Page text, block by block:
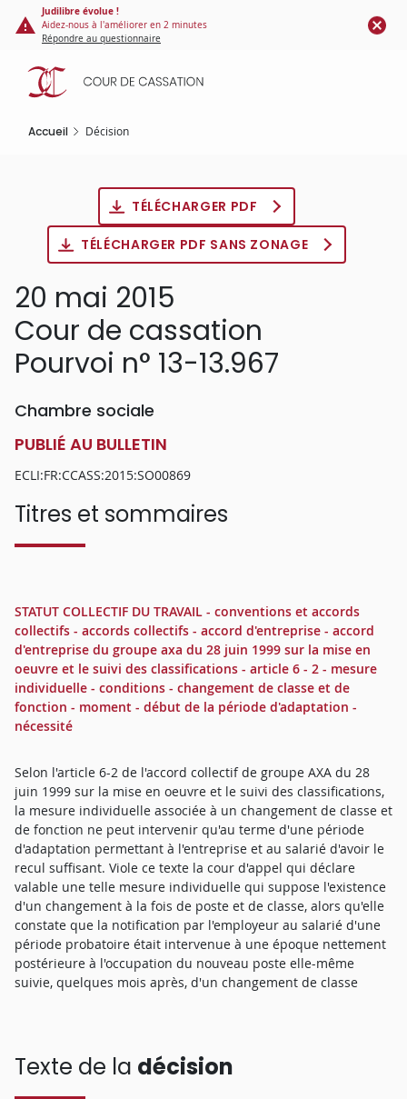
Panneau de gestion des cookies
contenu
principal
Judilibre évolue !
Aidez-nous à l'améliorer en 2 minutes
Répondre au questionnaire
Accueil Décision
TÉLÉCHARGER PDF
TÉLÉCHARGER PDF SANS ZONAGE
20 mai 2015
Cour de cassation
Pourvoi n° 13-13.967
Chambre sociale
PUBLIÉ AU BULLETIN
ECLI:FR:CCASS:2015:SO00869
Titres et sommaires
STATUT COLLECTIF DU TRAVAIL - conventions et accords
collectifs - accords collectifs - accord d'entreprise - accord
d'entreprise du groupe axa du 28 juin 1999 sur la mise en
oeuvre et le suivi des classifications - article 6 - 2 - mesure
individuelle - conditions - changement de classe et de
fonction - moment - début de la période d'adaptation -
nécessité
Selon l'article 6-2 de l'accord collectif de groupe AXA du 28
juin 1999 sur la mise en oeuvre et le suivi des classifications,
la mesure individuelle associée à un changement de classe et
de fonction ne peut intervenir qu'au terme d'une période
d'adaptation permettant à l'entreprise et au salarié d'avoir le
recul suffisant. Viole ce texte la cour d'appel qui déclare
valable une telle mesure individuelle qui suppose l'existence
d'un changement à la fois de poste et de classe, alors qu'elle
constate que la notification par l'employeur au salarié d'une
période probatoire était intervenue à une époque nettement
postérieure à l'occupation du nouveau poste elle-même
suivie, quelques mois après, d'un changement de classe
Texte de la décision